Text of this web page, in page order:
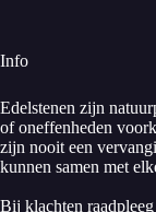
Info
Edelstenen zijn
of oneffenheden
zijn nooit een
kunnen samen met
Bij klachten